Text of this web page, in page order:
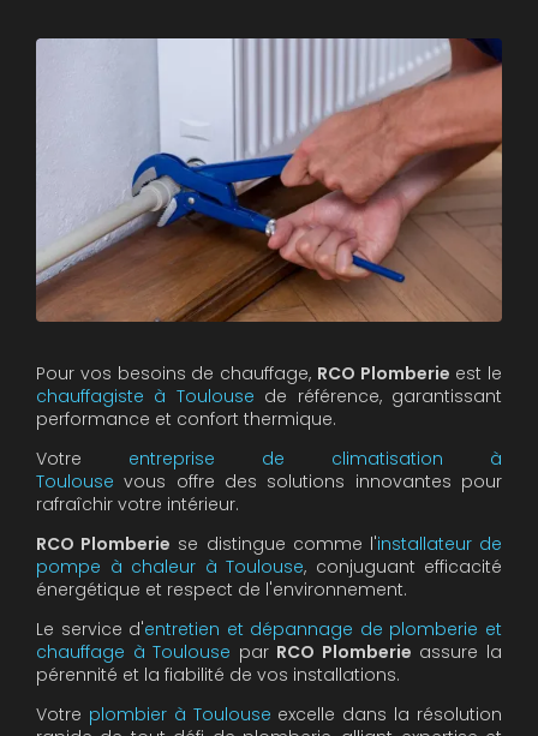
Pour vos besoins de chauffage, RCO Plomberie est le
chauffagiste à Toulouse de référence, garantissant
performance et confort thermique.
Votre entreprise de climatisation à
Toulouse vous offre des solutions innovantes pour
rafraîchir votre intérieur.
RCO Plomberie se distingue comme l'installateur de
pompe à chaleur à Toulouse, conjuguant efficacité
énergétique et respect de l'environnement.
Le service d'entretien et dépannage de plomberie et
chauffage à Toulouse par RCO Plomberie assure la
pérennité et la fiabilité de vos installations.
Votre plombier à Toulouse excelle dans la résolution